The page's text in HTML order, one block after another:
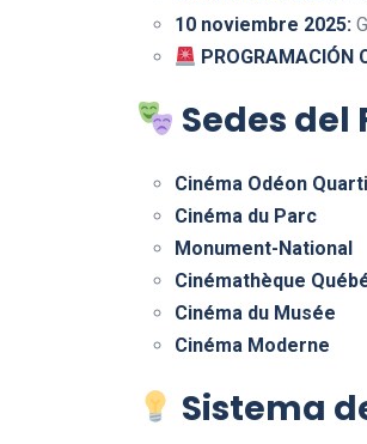
10 noviembre 2025:
PROGRAMACIÓN
Sedes del
Cinéma Odéon
Cinéma du Parc
Monument-National
Cinémathèque
Cinéma du Musée
Cinéma Moderne
Sistema